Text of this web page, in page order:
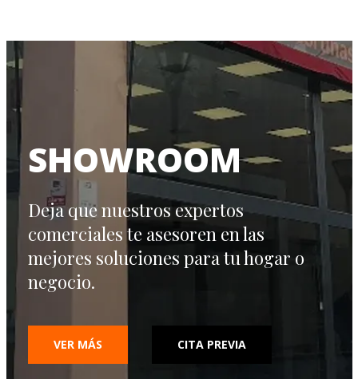
SHOWROOM
Deja que nuestros expertos
comerciales te asesoren en las
mejores soluciones para tu hogar o
negocio.
VER MÁS CITA PREVIA